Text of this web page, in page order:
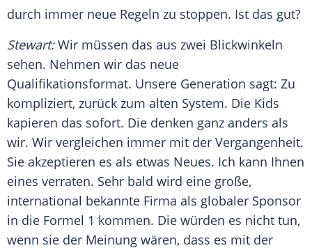
durch immer neue Regeln zu stoppen. Ist das gut?
Stewart:Wir müssen das aus zwei Blickwinkeln
sehen. Nehmen wir das neue
Qualifikationsformat. Unsere Generation sagt: Zu
kompliziert, zurück zum alten System. Die Kids
kapieren das sofort. Die denken ganz anders als
wir. Wir vergleichen immer mit der Vergangenheit.
Sie akzeptieren es als etwas Neues. Ich kann Ihnen
eines verraten. Sehr bald wird eine große,
international bekannte Firma als globaler Sponsor
in die Formel 1 kommen. Die würden es nicht tun,
wenn sie der Meinung wären, dass es mit der